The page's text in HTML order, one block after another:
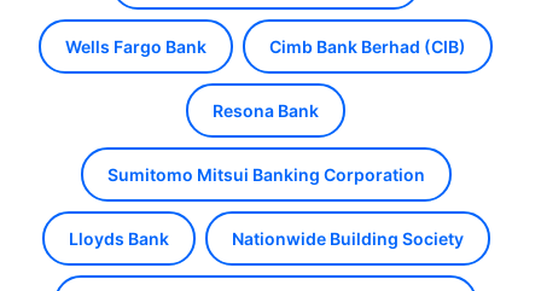
Wells Fargo Bank Cimb Bank Berhad (CIB)
Resona Bank
Sumitomo Mitsui Banking Corporation
Lloyds Bank Nationwide Building Society